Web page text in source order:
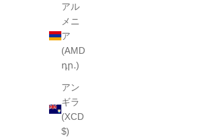
アル
メニ
ア
(AMD
դր.)
アン
ギラ
(XCD
$)